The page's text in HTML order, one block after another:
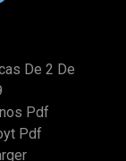
De 2 De
Pdf
Pdf